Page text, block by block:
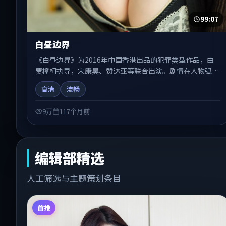
99:07
白昼边界
《白昼边界》为2016年中国香港出品的犯罪类型作品，由
贾樟柯执导，宋康昊、赞达亚等联合出演。剧情在人物弧光
与节奏推进中展开，兼具叙事张力与视听质感。适合关注国
产在线观看、热播国产剧与院线佳片的观众收藏与检索延
高清 流畅
9万 117个月前
编辑部精选
人工筛选与主题策划条目
首推